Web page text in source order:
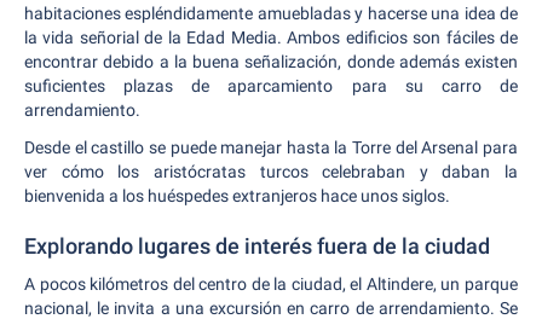
habitaciones espléndidamente amuebladas y hacerse una idea de
la vida señorial de la Edad Media. Ambos edificios son fáciles de
encontrar debido a la buena señalización, donde además existen
suficientes plazas de aparcamiento para su carro de
arrendamiento.
Desde el castillo se puede manejar hasta la Torre del Arsenal para
ver cómo los aristócratas turcos celebraban y daban la
bienvenida a los huéspedes extranjeros hace unos siglos.
Explorando lugares de interés fuera de la ciudad
A pocos kilómetros del centro de la ciudad, el Altindere, un parque
nacional, le invita a una excursión en carro de arrendamiento. Se